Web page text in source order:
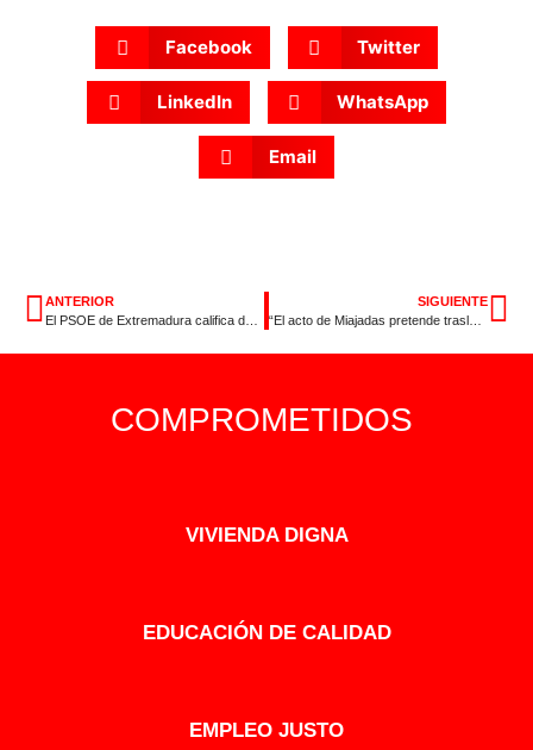
Facebook Twitter
LinkedIn WhatsApp
Email
ANTERIOR
SIGUIENTE
COMPROMETIDOS
VIVIENDA DIGNA
EDUCACIÓN DE CALIDAD
EMPLEO JUSTO